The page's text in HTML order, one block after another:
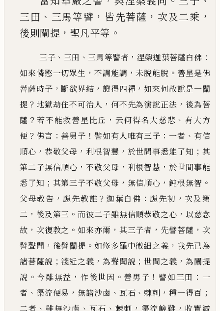
三田 、 三馬等譬 ， 皆先菩薩 ， 次及二乘 ，
後則闡提 ， 聖凡平等 。
三子 、 三田 、三馬等譬者 ， 涅槃迦葉菩薩白佛 ：
如來憐愍一切眾生 ， 不調能調 ，未脫能脫 。 善星是佛
菩薩時子 ，斷欲界結 ， 證得四禪 ，如來何故說是一闡
提 ？ 地獄劫住不可治人 ， 何不先為演說正法 ， 後為菩
薩 ？若不能救善星比丘 ， 云何得名大慈悲 、 有大方
便 ？ 佛言 ： 善男子 ！譬如有人唯有三子 ： 一者 、 有信
順心 ， 恭敬父母 ，利根智慧 ， 於世間事悉能了知 ； 其
第二子無信順心 ，不敬父母 ， 利根智慧 ， 於世間事能
悉了知 ； 其第三子不敬父母 ， 無信順心 ， 鈍根無智 。
父母教告 ， 應先教誰 ？ 迦葉白佛 ： 應先初 ，次及第
二 ， 後及第三 。而彼二子雖無信順恭敬之心 ， 以慈念
故 ， 次復教之 。如來亦爾 ， 其三子者 ， 先譬菩薩 ， 次
譬聲聞 ， 後譬闡提 。 如修多羅中微細之義 ， 我先已為
諸菩薩說 ；淺近之義 ， 為聲聞說 ； 世間之義 ， 為闡提
說 。 今雖無益 ， 作後世因 。 善男子 ！譬如三田 ： 一
者 、 渠流便易 ， 無諸沙鹵 、 瓦石 、棘刺 ， 種一得百 ；
二者 、 雖無沙鹵 、 瓦石 、 棘刺 ， 渠流嶮難 ， 收實減